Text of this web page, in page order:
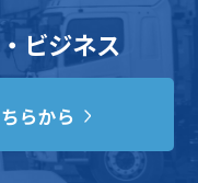
ビジネス
らから